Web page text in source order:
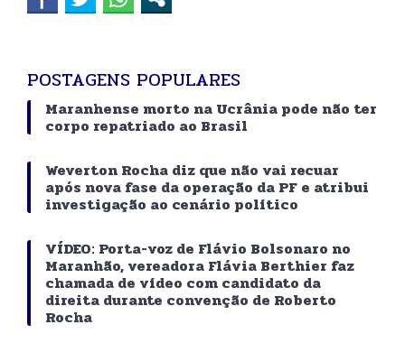
POSTAGENS POPULARES
Maranhense morto na Ucrânia pode não ter
corpo repatriado ao Brasil
Weverton Rocha diz que não vai recuar
após nova fase da operação da PF e atribui
investigação ao cenário político
VÍDEO: Porta-voz de Flávio Bolsonaro no
Maranhão, vereadora Flávia Berthier faz
chamada de vídeo com candidato da
direita durante convenção de Roberto
Rocha